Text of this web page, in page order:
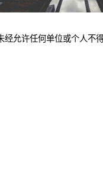
允许任何单位或个人